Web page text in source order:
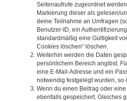
Seitenaufrufe zugeordnet
Markierung dieser als gelesen/
deine Teilnahme an Umfragen
Benutzer-ID, ein
standardmäßig eine Gültigkeit
Cookies löschen“ löschen.
Weiterhin werden die Daten
persönlichem Bereich angibst.
eine E-Mail-Adresse und ein
notwendig festgelegt wurden, so
Wenn du einen Beitrag oder
ebenfalls gespeichert. Gleiches